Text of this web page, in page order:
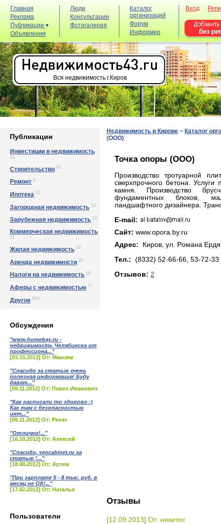
Главная
Реклама
Публикации
Объявления
Люди
Консультации
Фотогалерея
Каталог
организаций
Форум
Информер
Вход
Вся недвижимость г.Киров
Публикации
Инвестиции в недвижимость
19
Строительство 44
Ремонт 9
Ипотека 20
Загородная недвижимость 12
Зарубежная недвижимость 12
Коммерческая недвижимость
21
Жилая недвижимость 24
Аренда недвижимости 20
Налоги на недвижимость 19
Аферы с недвижимостью 17
Другое 844
Обсуждения
"www.homebay.ru -
недвижимость Челябинска от
профессиона..."
[03.10.2013] От: Максим
"Спасибо за статью очень
полезная информация! Буду
дават..."
[09.11.2012] От: Павел Иванович
"Как расписали то здорово :)
Как там с безопасностью
инт..."
[09.11.2012] От: Ренат
"Отлично!..."
[16.10.2012] От: Алексей
"Спасибо, seocabinet.ru за
статью !..."
[18.08.2012] От: Артем
"При зарплате 5 - 8 тыс. руб. в
месяц не ОК!..."
[17.02.2012] От: Наталья
Пользователи
Недвижимость в Кирове − Каталог
(ООО)
Точка опоры (ООО)
Производство тротуарной
сверхпрочного бетона. Услуги
камня. Производство
фундаментных блоков,
ландшафтного дизайнера.
E-mail:
Сайт: www.opora.by.ru
Адрес: Киров, yл. Рoмaнa
Тел.: (8332) 52-66-66, 53-72-33
Отзывов: 2
Отзывы
[12.09.2013] От: никитос